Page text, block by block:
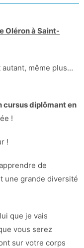
Oléron à Saint-
autant, même plus…
cursus diplômant en
!
!
de
une grande diversité
que je vais
vous serez
sur votre corps